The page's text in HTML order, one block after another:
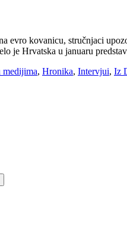
evro kovanicu, stručnjaci
je Hrvatska u januaru
medijima, Hronika, Intervjui, Iz